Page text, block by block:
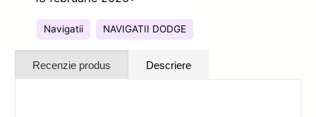
Navigatii NAVIGATII DODGE
Recenzie produs Descriere